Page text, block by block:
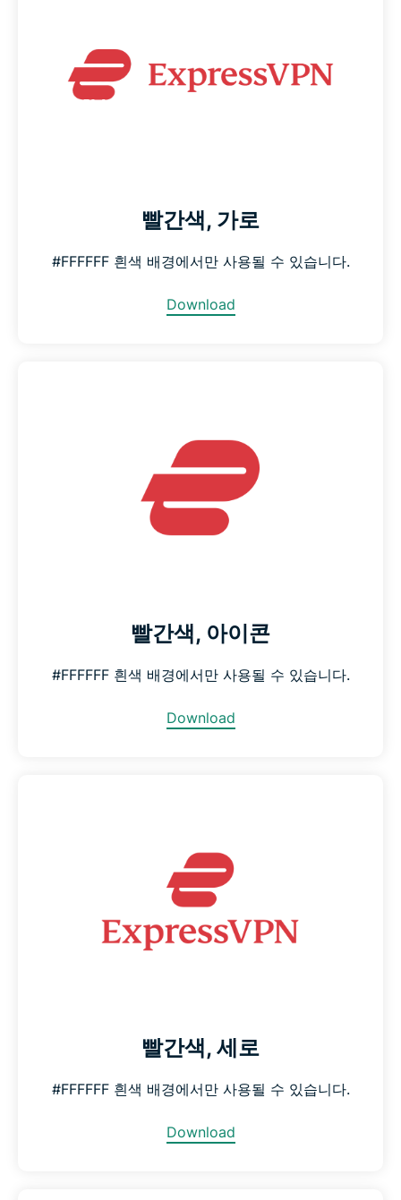
빨간색, 가로
#FFFFFF 흰색 배경에서만 사용될 수 있습니다.
Download
빨간색, 아이콘
#FFFFFF 흰색 배경에서만 사용될 수 있습니다.
Download
빨간색, 세로
#FFFFFF 흰색 배경에서만 사용될 수 있습니다.
Download